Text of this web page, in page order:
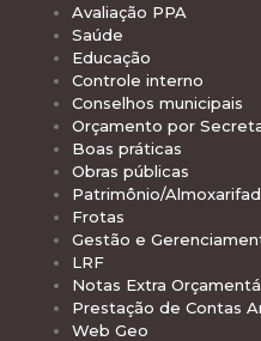
Avaliação PPA
Saúde
Educação
Controle interno
Conselhos municipais
Orçamento por
Boas práticas
Obras públicas
Patrimônio/
Frotas
Gestão e
LRF
Notas Extra
Prestação de Contas
Web Geo